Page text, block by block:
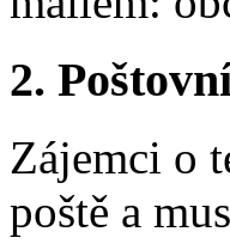
2.
Zájemci o
poště a